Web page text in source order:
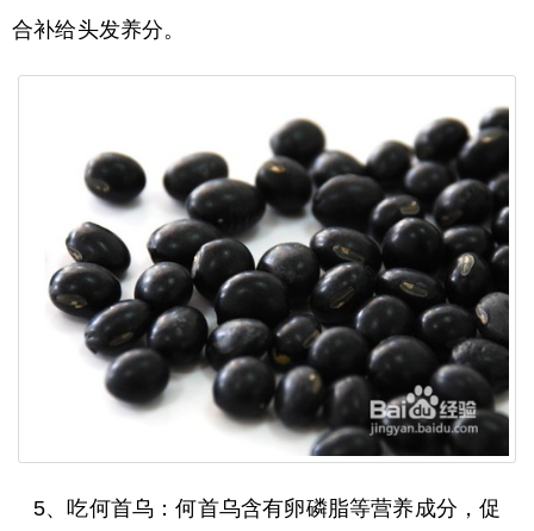
合补给头发养分。
5、吃何首乌：何首乌含有卵磷脂等营养成分，促